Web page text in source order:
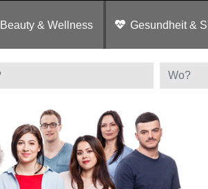
Beauty & Wellness Gesundheit &